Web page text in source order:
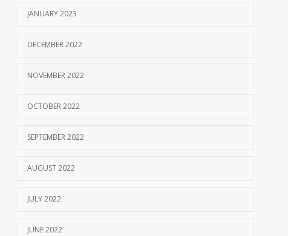
JANUARY 2023
DECEMBER 2022
NOVEMBER 2022
OCTOBER 2022
SEPTEMBER 2022
AUGUST 2022
JULY 2022
JUNE 2022